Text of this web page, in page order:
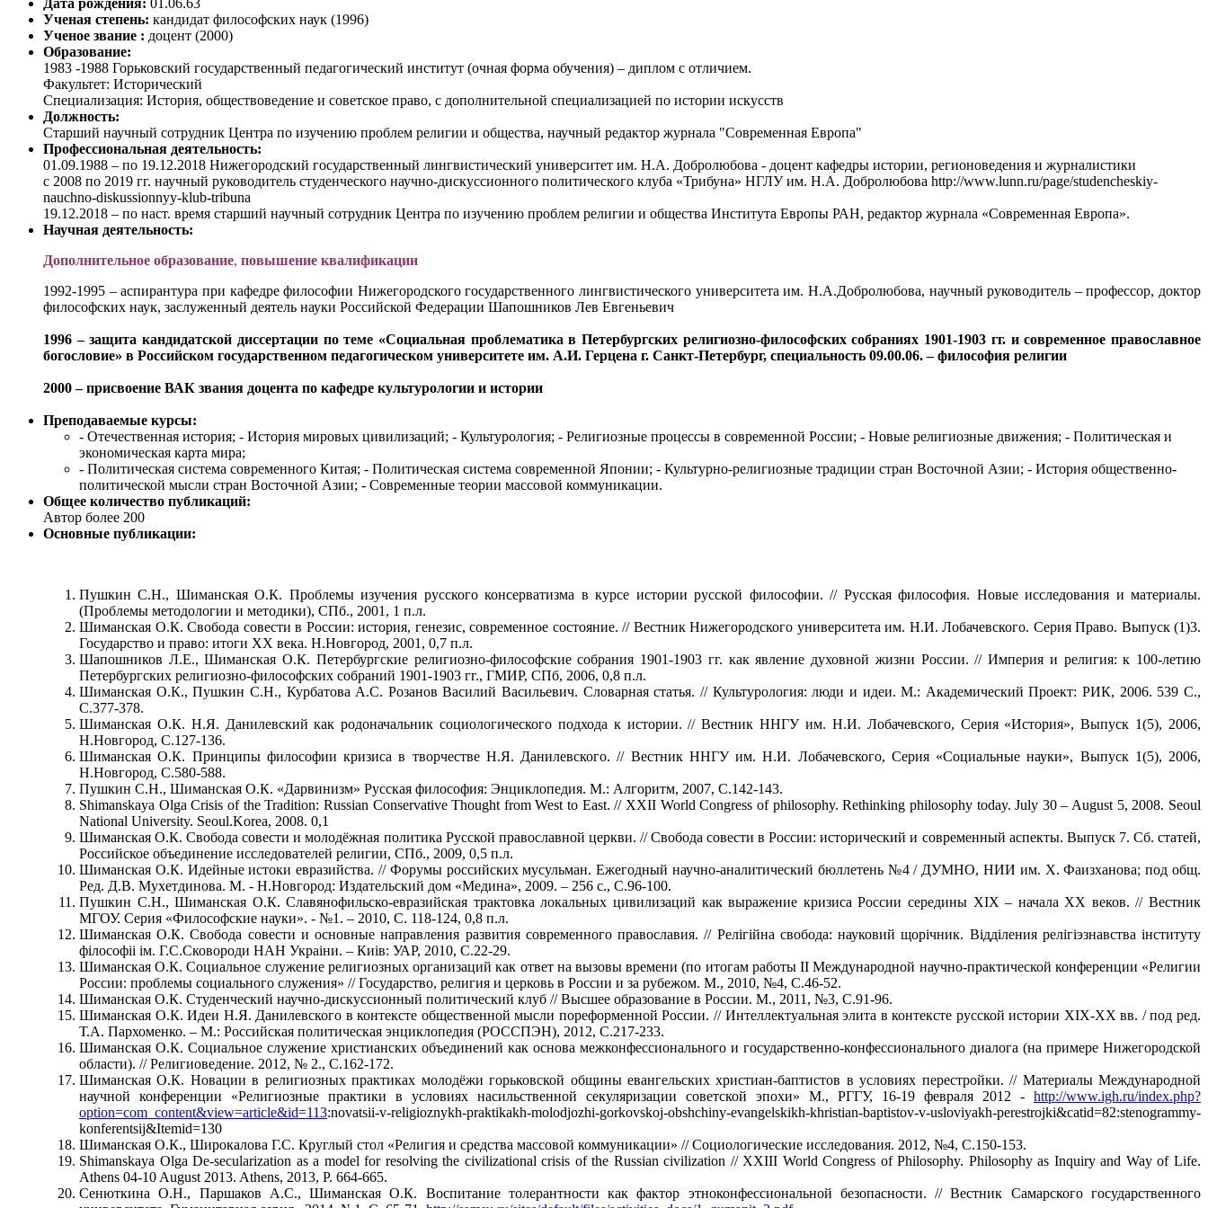
Ученая степень: кандидат философских наук (1996)
Ученое звание : доцент (2000)
Образование:
1983 -1988 Горьковский государственный педагогический институт (очная форма обучения) – диплом с отличием.
Факультет: Исторический
Специализация: История, обществоведение и советское право, с дополнительной специализацией по истории искусств
Должность:
Старший научный сотрудник Центра по изучению проблем религии и общества, научный редактор журнала "Современная Европа"
Профессиональная деятельность:
01.09.1988 – по 19.12.2018 Нижегородский государственный лингвистический университет им. Н.А. Добролюбова - доцент кафедры истории, регионоведения и журналистики
с 2008 по 2019 гг. научный руководитель студенческого научно-дискуссионного политического клуба «Трибуна» НГЛУ им. Н.А. Добролюбова http://www.lunn.ru/page/studencheskiy-
nauchno-diskussionnyy-klub-tribuna
19.12.2018 – по наст. время старший научный сотрудник Центра по изучению проблем религии и общества Института Европы РАН, редактор журнала «Современная Европа».
Научная деятельность:
Дополнительное образование, повышение квалификации
1992-1995 – аспирантура при кафедре философии Нижегородского государственного лингвистического университета им. Н.А.Добролюбова, научный руководитель – профессор, доктор
философских наук, заслуженный деятель науки Российской Федерации Шапошников Лев Евгеньевич
1996 – защита кандидатской диссертации по теме «Социальная проблематика в Петербургских религиозно-философских собраниях 1901-1903 гг. и современное православное
богословие» в Российском государственном педагогическом университете им. А.И. Герцена г. Санкт-Петербург, специальность 09.00.06. – философия религии
2000 – присвоение ВАК звания доцента по кафедре культурологии и истории
Преподаваемые курсы:
- Отечественная история; - История мировых цивилизаций; - Культурология; - Религиозные процессы в современной России; - Новые религиозные движения; - Политическая и
экономическая карта мира;
- Политическая система современного Китая; - Политическая система современной Японии; - Культурно-религиозные традиции стран Восточной Азии; - История общественно-
политической мысли стран Восточной Азии; - Современные теории массовой коммуникации.
Общее количество публикаций:
Автор более 200
Основные публикации:
Пушкин С.Н., Шиманская О.К. Проблемы изучения русского консерватизма в курсе истории русской философии. // Русская философия. Новые исследования и материалы.
(Проблемы методологии и методики), СПб., 2001, 1 п.л.
Шиманская О.К. Свобода совести в России: история, генезис, современное состояние. // Вестник Нижегородского университета им. Н.И. Лобачевского. Серия Право. Выпуск (1)3.
Государство и право: итоги ХХ века. Н.Новгород, 2001, 0,7 п.л.
Шапошников Л.Е., Шиманская О.К. Петербургские религиозно-философские собрания 1901-1903 гг. как явление духовной жизни России. // Империя и религия: к 100-летию
Петербургских религиозно-философских собраний 1901-1903 гг., ГМИР, СПб, 2006, 0,8 п.л.
Шиманская О.К., Пушкин С.Н., Курбатова А.С. Розанов Василий Васильевич. Словарная статья. // Культурология: люди и идеи. М.: Академический Проект: РИК, 2006. 539 С.,
С.377-378.
Шиманская О.К. Н.Я. Данилевский как родоначальник социологического подхода к истории. // Вестник ННГУ им. Н.И. Лобачевского, Серия «История», Выпуск 1(5), 2006,
Н.Новгород, С.127-136.
Шиманская О.К. Принципы философии кризиса в творчестве Н.Я. Данилевского. // Вестник ННГУ им. Н.И. Лобачевского, Серия «Социальные науки», Выпуск 1(5), 2006,
Н.Новгород, С.580-588.
Пушкин С.Н., Шиманская О.К. «Дарвинизм» Русская философия: Энциклопедия. М.: Алгоритм, 2007, С.142-143.
Shimanskaya Olga Crisis of the Tradition: Russian Conservative Thought from West to East. // ХХII World Congress of philosophy. Rethinking philosophy today. July 30 – August 5, 2008. Seoul
National University. Seoul.Korea, 2008. 0,1
Шиманская О.К. Свобода совести и молодёжная политика Русской православной церкви. // Свобода совести в России: исторический и современный аспекты. Выпуск 7. Сб. статей,
Российское объединение исследователей религии, СПб., 2009, 0,5 п.л.
Шиманская О.К. Идейные истоки евразийства. // Форумы российских мусульман. Ежегодный научно-аналитический бюллетень №4 / ДУМНО, НИИ им. Х. Фаизханова; под общ.
Ред. Д.В. Мухетдинова. М. - Н.Новгород: Издательский дом «Медина», 2009. – 256 с., С.96-100.
Пушкин С.Н., Шиманская О.К. Славянофильско-евразийская трактовка локальных цивилизаций как выражение кризиса России середины ХIХ – начала ХХ веков. // Вестник
МГОУ. Серия «Философские науки». - №1. – 2010, С. 118-124, 0,8 п.л.
Шиманская О.К. Свобода совести и основные направления развития современного православия. // Релiгiйна свобода: науковий щорiчник. Вiддiления релiгiэзнавства iнституту
фiлософii iм. Г.С.Сковороди НАН Украiни. – Киiв: УАР, 2010, С.22-29.
Шиманская О.К. Социальное служение религиозных организаций как ответ на вызовы времени (по итогам работы II Международной научно-практической конференции «Религии
России: проблемы социального служения» // Государство, религия и церковь в России и за рубежом. М., 2010, №4, С.46-52.
Шиманская О.К. Студенческий научно-дискуссионный политический клуб // Высшее образование в России. М., 2011, №3, С.91-96.
Шиманская О.К. Идеи Н.Я. Данилевского в контексте общественной мысли пореформенной России. // Интеллектуальная элита в контексте русской истории ХIХ-ХХ вв. / под ред.
Т.А. Пархоменко. – М.: Российская политическая энциклопедия (РОССПЭН), 2012, С.217-233.
Шиманская О.К. Социальное служение христианских объединений как основа межконфессионального и государственно-конфессионального диалога (на примере Нижегородской
области). // Религиоведение. 2012, № 2., С.162-172.
Шиманская О.К. Новации в религиозных практиках молодёжи горьковской общины евангельских христиан-баптистов в условиях перестройки. // Материалы Международной
научной конференции «Религиозные практики в условиях насильственной секуляризации советской эпохи» М., РГГУ, 16-19 февраля 2012 - http://www.igh.ru/index.php?
option=com_content&view=article&id=113:novatsii-v-religioznykh-praktikakh-molodjozhi-gorkovskoj-obshchiny-evangelskikh-khristian-baptistov-v-usloviyakh-perestrojki&catid=82:stenogrammy-
konferentsij&Itemid=130
Шиманская О.К., Широкалова Г.С. Круглый стол «Религия и средства массовой коммуникации» // Социологические исследования. 2012, №4, С.150-153.
Shimanskaya Olga De-secularization as a model for resolving the civilizational crisis of the Russian civilization // ХХIII World Congress of Philosophy. Philosophy as Inquiry and Way of Life.
Athens 04-10 August 2013. Athens, 2013, P. 664-665.
Сенюткина О.Н., Паршаков А.С., Шиманская О.К. Воспитание толерантности как фактор этноконфессиональной безопасности. // Вестник Самарского государственного